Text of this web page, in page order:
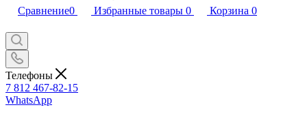
Сравнение0 Избранные товары 0 Корзина 0
Телефоны
7 812 467-82-15
WhatsApp